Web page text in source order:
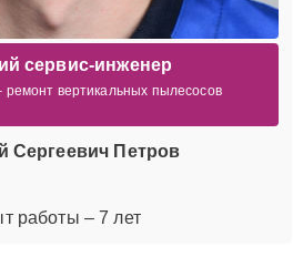
сервис-инженер
вертикальных пылесосов
Сергеевич Петров
работы – 7 лет